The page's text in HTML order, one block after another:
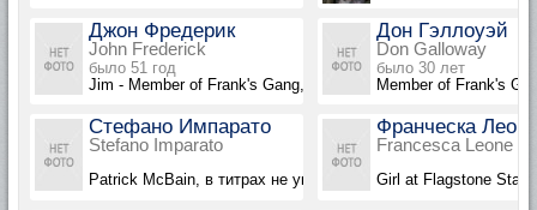
Джон Фредерик
John Frederick
было 51 год
Jim - Member of Frank's Gang, в титрах не указан
Дон Гэллоуэй
Don Galloway
было 30 лет
Member of Frank's
Стефано Импарато
Stefano Imparato
Patrick McBain, в титрах не указан
Франческа Леоне
Francesca Leone
Girl at Flagstone